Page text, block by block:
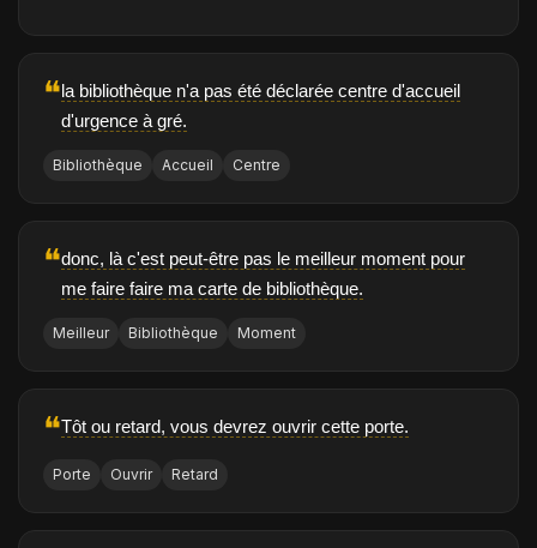
❝la bibliothèque n'a pas été déclarée centre d'accueil
d'urgence à gré.
Bibliothèque Accueil Centre
❝donc, là c'est peut-être pas le meilleur moment pour
me faire faire ma carte de bibliothèque.
Meilleur Bibliothèque Moment
❝Tôt ou retard, vous devrez ouvrir cette porte.
Porte Ouvrir Retard